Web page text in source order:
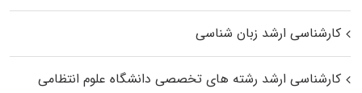
کارشناسی ارشد زبان شناسی
کارشناسی ارشد رﺷﺘﻪ ﻫﺎی تخصصی داﻧﺸﮕﺎه ﻋﻠﻮم انتظامی